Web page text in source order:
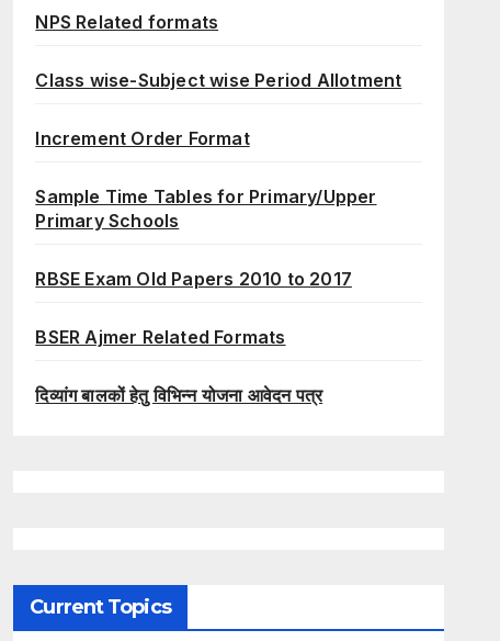
NPS Related formats
Class wise-Subject wise Period Allotment
Increment Order Format
Sample Time Tables for Primary/Upper
Primary Schools
RBSE Exam Old Papers 2010 to 2017
BSER Ajmer Related Formats
दिव्यांग बालकों हेतु विभिन्न योजना आवेदन पत्र
Current Topics